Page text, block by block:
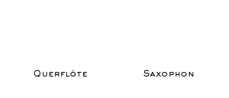
Saxophon
Querflöte